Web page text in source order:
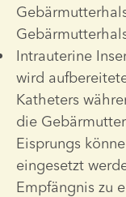
Intrauterine
wird
Katheters
die
Eisprungs
eingesetzt
Empfängnis zu